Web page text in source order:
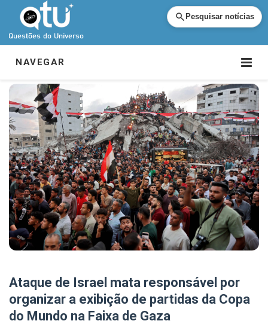
Pesquisar notícias
NAVEGAR
Ataque de Israel mata responsável por
organizar a exibição de partidas da Copa
do Mundo na Faixa de Gaza